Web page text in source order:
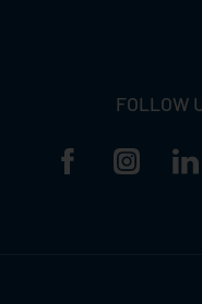
FOLLOW